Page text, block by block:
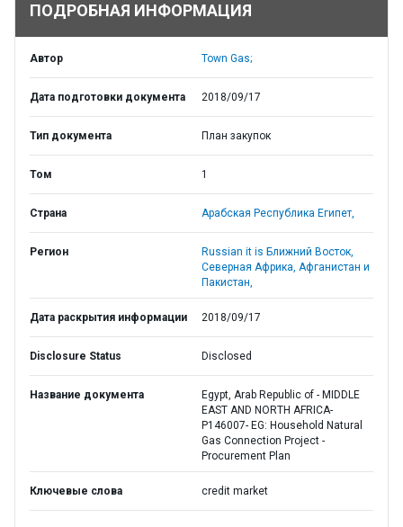
ПОДРОБНАЯ ИНФОРМАЦИЯ
Автор Town Gas;
Дата подготовки документа 2018/09/17
Тип документа План закупок
Том 1
Страна Арабская Республика Египет,
Регион
Russian it is Ближний Восток,
Северная Африка, Афганистан и
Пакистан,
Дата раскрытия информации 2018/09/17
Disclosure Status Disclosed
Название документа
Egypt, Arab Republic of - MIDDLE
EAST AND NORTH AFRICA-
P146007- EG: Household Natural
Gas Connection Project -
Procurement Plan
Ключевые слова credit market